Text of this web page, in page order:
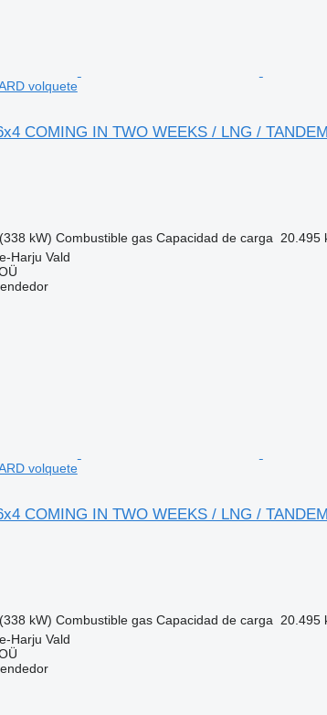
volquete
COMING IN TWO WEEKS / LNG /
kW) Combustible gas Capacidad de carga 20.495
Harju Vald
volquete
COMING IN TWO WEEKS / LNG /
kW) Combustible gas Capacidad de carga 20.495
Harju Vald